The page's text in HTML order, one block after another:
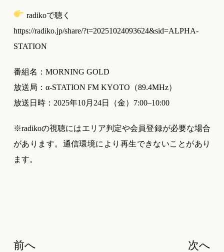
radikoで聴く
https://radiko.jp/share/?t=20251024093624&sid=ALPHA-
STATION
番組名：MORNING GOLD
放送局：α-STATION FM KYOTO（89.4MHz）
放送日時：2025年10月24日（金）7:00–10:00
※radikoの視聴にはエリア判定や会員登録が必要な場合
があります。通信環境により再生できないことがあり
ます。
前へ 次へ